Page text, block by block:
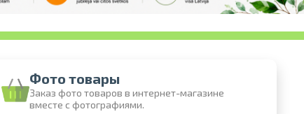
Фото товары
Заказ фото товаров в интернет-магазине
вместе с фотографиями.